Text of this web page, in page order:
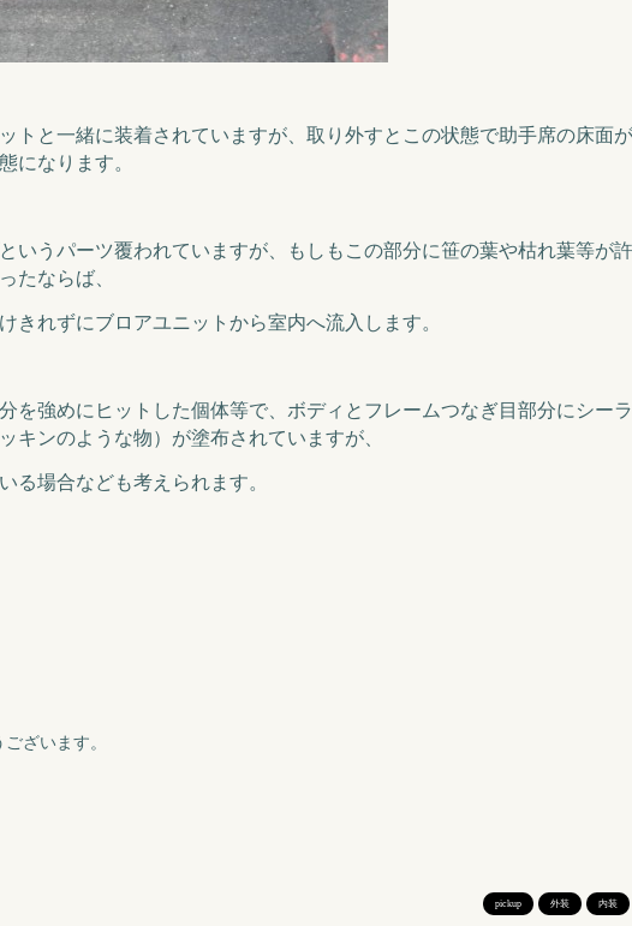
トと一緒に装着されていますが、取り外すとこの状態で助手席の床面が
になります。
いうパーツ覆われていますが、もしもこの部分に笹の葉や枯れ葉等が許
たならば、
きれずにブロアユニットから室内へ流入します。
を強めにヒットした個体等で、ボディとフレームつなぎ目部分にシーラ
キンのような物）が塗布されていますが、
る場合なども考えられます。
ざいます。
pickup 外装 内装